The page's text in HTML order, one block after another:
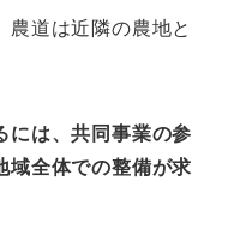
農道は近隣の農地と
には、共同事業の参
域全体での整備が求